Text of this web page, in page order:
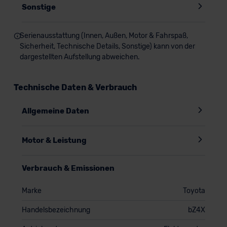
Sonstige
Serienausstattung (Innen, Außen, Motor & Fahrspaß,
Sicherheit, Technische Details, Sonstige) kann von der
dargestellten Aufstellung abweichen.
Technische Daten & Verbrauch
Allgemeine Daten
Motor & Leistung
Verbrauch & Emissionen
Marke Toyota
Handelsbezeichnung bZ4X